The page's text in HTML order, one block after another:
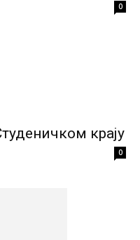
0
крају
0